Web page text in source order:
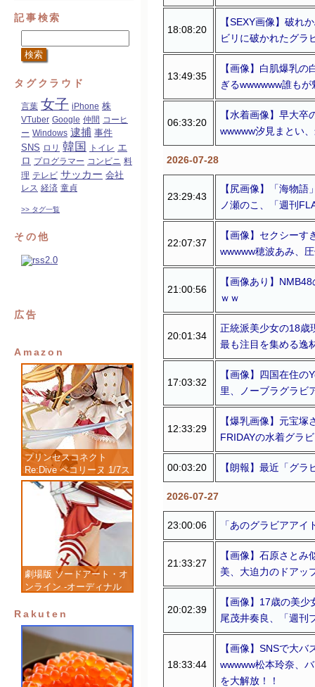
記事検索
タグクラウド
言葉 女子 iPhone 株
VTuber Google 仲間 コーヒ
ー Windows 逮捕 事件
SNS ロリ 韓国 トイレ エ
ロ プログラマー コンビニ 料
理 テレビ サッカー 会社
レス 経済 童貞
>> タグ一覧
その他
広告
Amazon
プリンセスコネクト
Re:Dive ペコリーヌ 1/7ス
ケール 塗装済み完成品フ
ィギュア
劇場版 ソードアート・オ
ンライン -オーディナル
成品フィギュア
Rakuten
18:08:20
【SEXY画像】破れ
ビリに破かれたグラ
13:49:35
【画像】白肌爆乳
ぎるwwwwww誰も
06:33:20
【水着画像】早大
wwwww汐見まとい
2026-07-28
23:29:43
【尻画像】「海物
ノ瀬のこ、「週刊
22:07:37
【画像】セクシー
wwwww穂波あみ、
21:00:56
【画像あり】
ｗｗ
20:01:34
正統派美少女の18歳
最も注目を集める逸
17:03:32
【画像】四国在住
里、ノーブラグラビ
12:33:29
【爆乳画像】元宝
FRIDAYの水着グラ
00:03:20 【朗報】最近「グ
2026-07-27
23:00:06 「あのグラビアア
21:33:27
【画像】石原さと
美、大迫力のドアッ
20:02:39
【画像】17歳の美
尾茂井奏良、「週刊
18:33:44
【画像】SNSで大
wwwww松本玲奈、
を大解放！！